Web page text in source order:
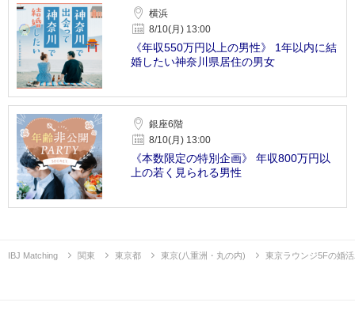
横浜
8/10(月) 13:00
《年収550万円以上の男性》 1年以内に結
婚したい神奈川県居住の男女
銀座6階
8/10(月) 13:00
《本数限定の特別企画》 年収800万円以
上の若く見られる男性
IBJ Matching 関東 東京都 東京(八重洲・丸の内) 東京ラウンジ5Fの婚